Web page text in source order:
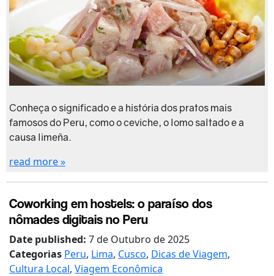
Conheça o significado e a história dos pratos mais
famosos do Peru, como o ceviche, o lomo saltado e a
causa limeña.
read more »
Coworking em hostels: o paraíso dos
nômades digitais no Peru
Date published: 7 de Outubro de 2025
Categorias Peru, Lima, Cusco, Dicas de Viagem,
Cultura Local, Viagem Econômica